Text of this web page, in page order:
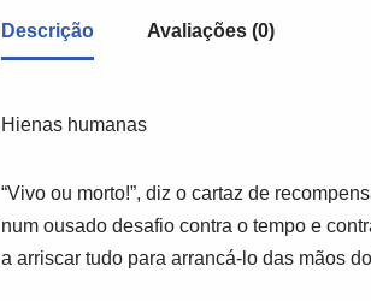
Descrição Avaliações (0)
Hienas humanas
“Vivo ou morto!”, diz o cartaz de
num ousado desafio contra o tempo e
a arriscar tudo para arrancá-lo das mãos